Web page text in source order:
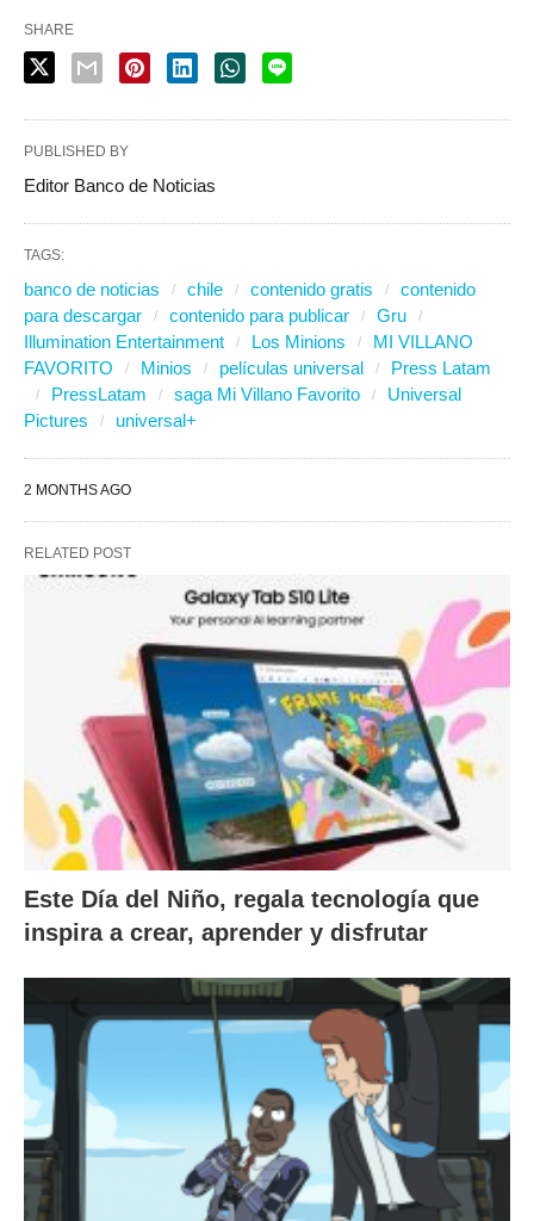
SHARE
PUBLISHED BY
Editor Banco de Noticias
TAGS:
banco de noticias chile contenido gratis
contenido
para descargar
contenido para publicar
Gru
Illumination Entertainment
Los Minions
MI VILLANO
FAVORITO
Minios películas universal
Press Latam
PressLatam
saga Mi Villano Favorito
Universal
Pictures
universal+
2 MONTHS AGO
RELATED POST
Este Día del Niño, regala tecnología que
inspira a crear, aprender y disfrutar